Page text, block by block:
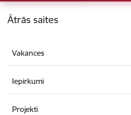
Kājene
Ātrās saites
Vakances
Iepirkumi
Projekti